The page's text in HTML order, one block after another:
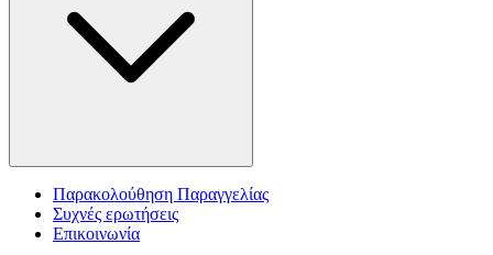
Παρακολούθηση Παραγγελίας
Συχνές ερωτήσεις
Επικοινωνία